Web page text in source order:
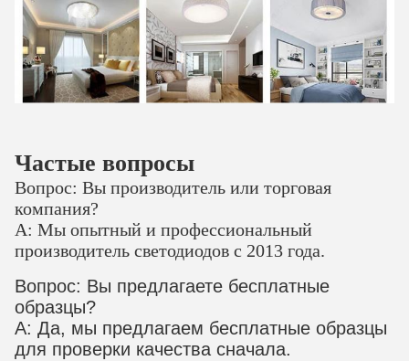
Частые вопросы
Вопрос: Вы производитель или торговая
компания?
A: Мы опытный и профессиональный
производитель светодиодов с 2013 года.
Вопрос: Вы предлагаете бесплатные
образцы?
A: Да, мы предлагаем бесплатные образцы
для проверки качества сначала.